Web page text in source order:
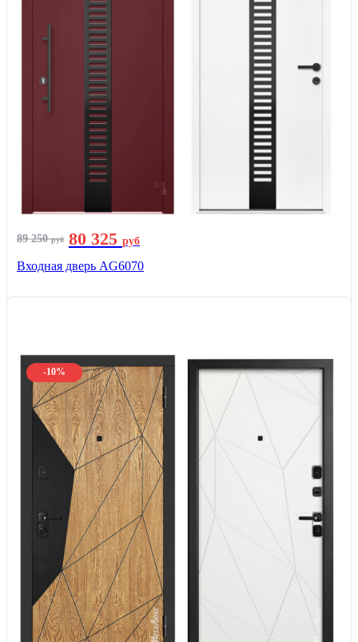
89 250руб 80 325 руб
Входная дверь AG6070
-10%